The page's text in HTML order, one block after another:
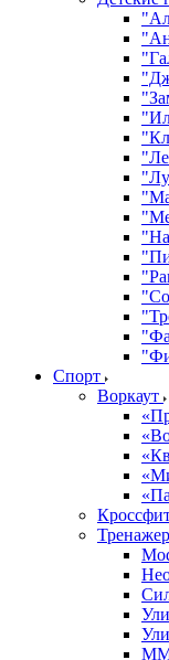
Спорт
Воркаут